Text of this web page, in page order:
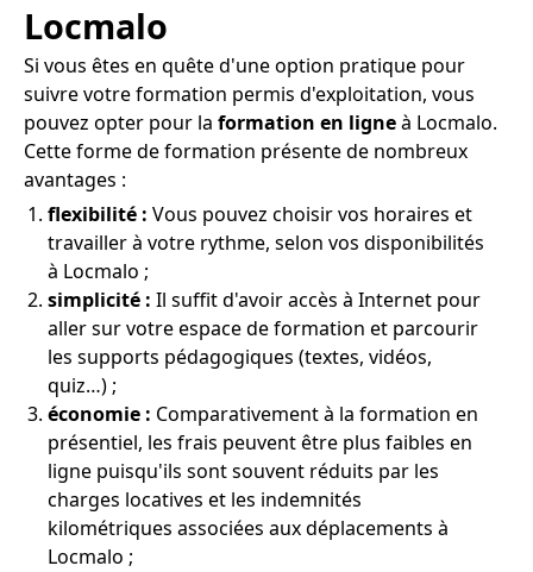
Locmalo
Si vous êtes en quête d'une option pratique pour
suivre votre formation permis d'exploitation, vous
pouvez opter pour la formation en ligneà Locmalo.
Cette forme de formation présente de nombreux
avantages :
flexibilité : Vous pouvez choisir vos horaires et
travailler à votre rythme, selon vos disponibilités
à Locmalo ;
simplicité : Il suffit d'avoir accès à Internet pour
aller sur votre espace de formation et parcourir
les supports pédagogiques (textes, vidéos,
quiz…) ;
économie : Comparativement à la formation en
présentiel, les frais peuvent être plus faibles en
ligne puisqu'ils sont souvent réduits par les
charges locatives et les indemnités
kilométriques associées aux déplacements à
Locmalo ;